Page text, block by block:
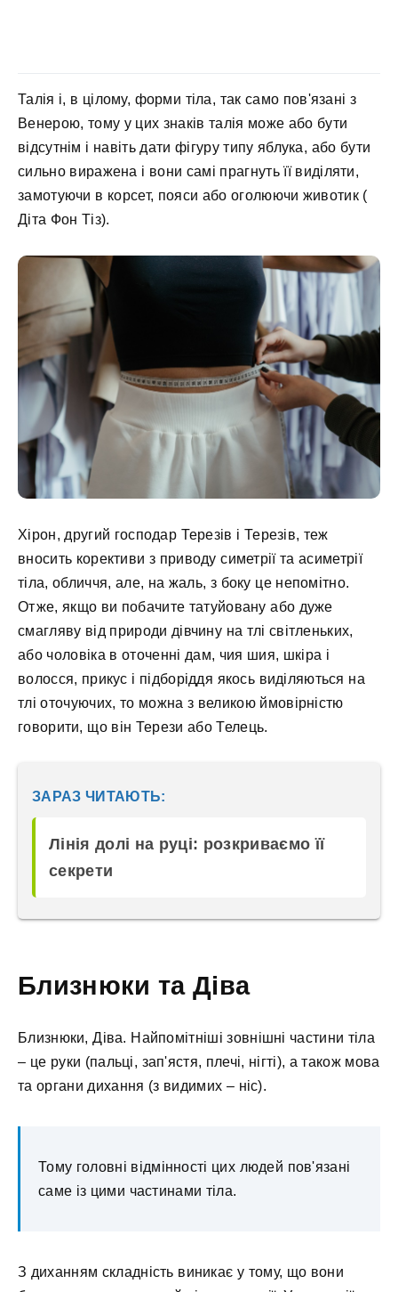
Талія і, в цілому, форми тіла, так само пов'язані з
Венерою, тому у цих знаків талія може або бути
відсутнім і навіть дати фігуру типу яблука, або бути
сильно виражена і вони самі прагнуть її виділяти,
замотуючи в корсет, пояси або оголюючи животик (
Діта Фон Тіз).
Хірон, другий господар Терезів і Терезів, теж
вносить корективи з приводу симетрії та асиметрії
тіла, обличчя, але, на жаль, з боку це непомітно.
Отже, якщо ви побачите татуйовану або дуже
смагляву від природи дівчину на тлі світленьких,
або чоловіка в оточенні дам, чия шия, шкіра і
волосся, прикус і підборіддя якось виділяються на
тлі оточуючих, то можна з великою ймовірністю
говорити, що він Терези або Телець.
ЗАРАЗ ЧИТАЮТЬ:
Лінія долі на руці: розкриваємо її
секрети
Близнюки та Діва
Близнюки, Діва. Найпомітніші зовнішні частини тіла
– це руки (пальці, зап'ястя, плечі, нігті), а також мова
та органи дихання (з видимих – ніс).
Тому головні відмінності цих людей пов'язані
саме із цими частинами тіла.
З диханням складність виникає у тому, що вони